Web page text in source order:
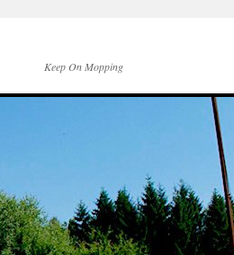
Keep On Mopping